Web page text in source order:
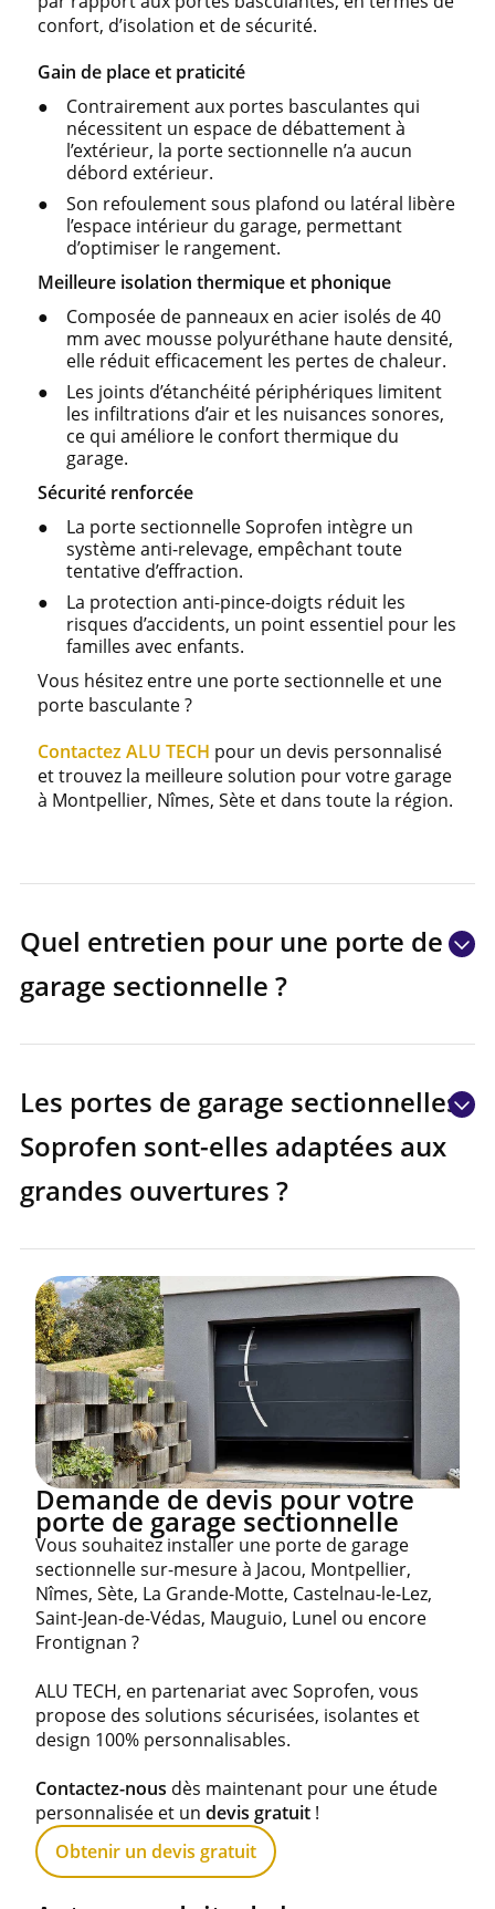
confort, d’isolation et de sécurité.
Gain de place et praticité
Contrairement aux portes basculantes qui
nécessitent un espace de débattement à
l’extérieur, la porte sectionnelle n’a aucun
débord extérieur.
Son refoulement sous plafond ou latéral libère
l’espace intérieur du garage, permettant
d’optimiser le rangement.
Meilleure isolation thermique et phonique
Composée de panneaux en acier isolés de 40
mm avec mousse polyuréthane haute densité,
elle réduit efficacement les pertes de chaleur.
Les joints d’étanchéité périphériques limitent
les infiltrations d’air et les nuisances sonores,
ce qui améliore le confort thermique du
garage.
Sécurité renforcée
La porte sectionnelle Soprofen intègre un
système anti-relevage, empêchant toute
tentative d’effraction.
La protection anti-pince-doigts réduit les
risques d’accidents, un point essentiel pour les
familles avec enfants.
Vous hésitez entre une porte sectionnelle et une
porte basculante ?
Contactez ALU TECH pour un devis personnalisé
et trouvez la meilleure solution pour votre garage
à Montpellier, Nîmes, Sète et dans toute la région.
Quel entretien pour une porte de
garage sectionnelle ?
Les portes de garage sectionnelles
Soprofen sont-elles adaptées aux
grandes ouvertures ?
Demande de devis pour votre
porte de garage sectionnelle
Vous souhaitez installer une porte de garage
sectionnelle sur-mesure à Jacou, Montpellier,
Nîmes, Sète, La Grande-Motte, Castelnau-le-Lez,
Saint-Jean-de-Védas, Mauguio, Lunel ou encore
Frontignan ?
ALU TECH, en partenariat avec Soprofen, vous
propose des solutions sécurisées, isolantes et
design 100% personnalisables.
Contactez-nous dès maintenant pour une étude
personnalisée et un devis gratuit !
Obtenir un devis gratuit